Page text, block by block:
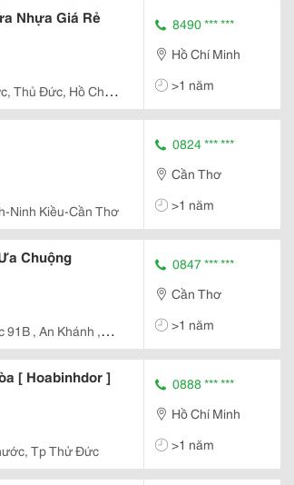
Nhựa Giá Rẻ
Thủ Đức, Hồ Chí
8490 *** ***
Hồ Chí Minh
>1 năm
Ninh Kiều-Cần Thơ
0824 *** ***
Cần Thơ
>1 năm
Chuộng
91B , An Khánh ,
0847 *** ***
Cần Thơ
>1 năm
[ Hoabinhdor ]
Tp Thử Đức
0888 *** ***
Hồ Chí Minh
>1 năm